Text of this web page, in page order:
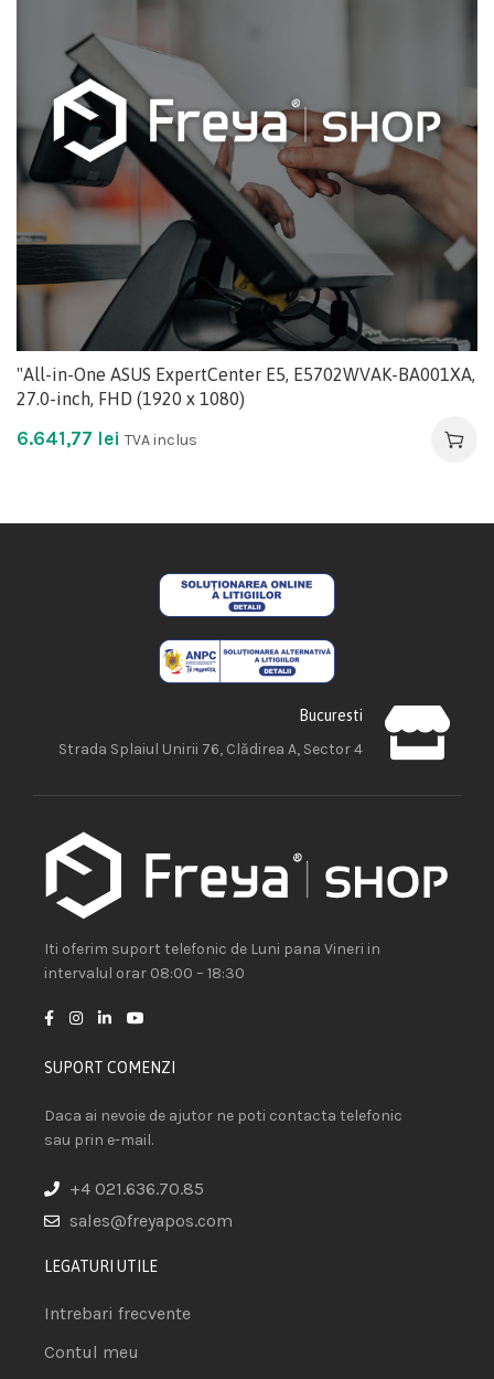
"All-in-One ASUS ExpertCenter E5, E5702WVAK-BA001XA,
27.0-inch, FHD (1920 x 1080)
6.641,77 lei TVA inclus
Bucuresti
Strada Splaiul Unirii 76, Clădirea A, Sector 4
Iti oferim suport telefonic de Luni pana Vineri in
intervalul orar 08:00 – 18:30
SUPORT COMENZI
Daca ai nevoie de ajutor ne poti contacta telefonic
sau prin e-mail.
+4 021.636.70.85
sales@freyapos.com
LEGATURI UTILE
Intrebari frecvente
Contul meu